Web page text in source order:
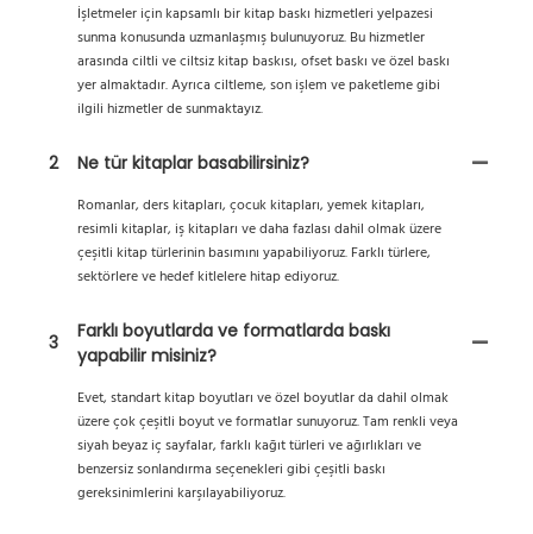
İşletmeler için kapsamlı bir kitap baskı hizmetleri yelpazesi
sunma konusunda uzmanlaşmış bulunuyoruz. Bu hizmetler
arasında ciltli ve ciltsiz kitap baskısı, ofset baskı ve özel baskı
yer almaktadır. Ayrıca ciltleme, son işlem ve paketleme gibi
ilgili hizmetler de sunmaktayız.
2
Ne tür kitaplar basabilirsiniz?
Romanlar, ders kitapları, çocuk kitapları, yemek kitapları,
resimli kitaplar, iş kitapları ve daha fazlası dahil olmak üzere
çeşitli kitap türlerinin basımını yapabiliyoruz. Farklı türlere,
sektörlere ve hedef kitlelere hitap ediyoruz.
3
Farklı boyutlarda ve formatlarda baskı
yapabilir misiniz?
Evet, standart kitap boyutları ve özel boyutlar da dahil olmak
üzere çok çeşitli boyut ve formatlar sunuyoruz. Tam renkli veya
siyah beyaz iç sayfalar, farklı kağıt türleri ve ağırlıkları ve
benzersiz sonlandırma seçenekleri gibi çeşitli baskı
gereksinimlerini karşılayabiliyoruz.